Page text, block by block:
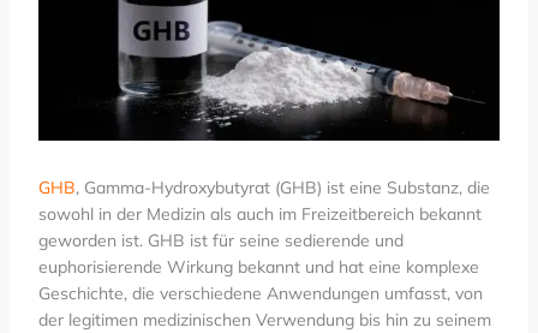
GHB, Gamma-Hydroxybutyrat (GHB) ist eine Substanz, die
sowohl in der Medizin als auch im Freizeitbereich bekannt
geworden ist. GHB ist für seine sedierende und
euphorisierende Wirkung bekannt und hat eine komplexe
Geschichte, die verschiedene Anwendungen umfasst, von
der legitimen medizinischen Verwendung bis hin zu seinem